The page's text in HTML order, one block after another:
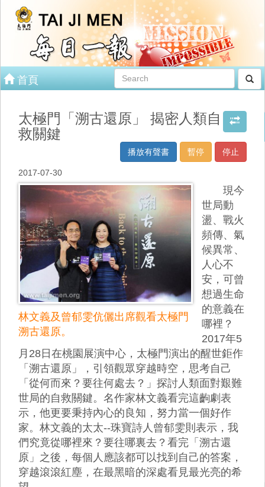
首頁
太極門「溯古還原」 揭密人類自
救關鍵
停止
暫停
播放有聲書
2017-07-30
林文義及曾郁雯伉儷出席觀看太極門
溯古還原。
現今
世局動
盪、戰火
頻傳、氣
候異常、
人心不
安，可曾
想過生命
的意義在
哪裡？
2017年5
月28日在桃園展演中心，太極門演出的醒世鉅作
「溯古還原」，引領觀眾穿越時空，思考自己
「從何而來？要往何處去？」探討人類面對艱難
世局的自救關鍵。名作家林文義看完這齣劇表
示，他更要秉持內心的良知，努力當一個好作
家。林文義的太太--珠寶詩人曾郁雯則表示，我
們究竟從哪裡來？要往哪裏去？看完「溯古還
原」之後，每個人應該都可以找到自己的答案，
穿越滾滾紅塵，在最黑暗的深處看見最光亮的希